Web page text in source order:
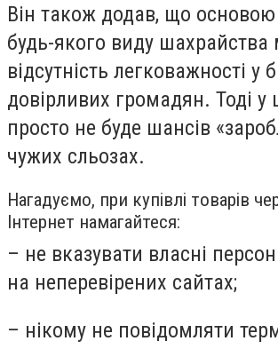
Він також додав, що
будь-якого виду шахрайства
відсутність легковажності у
довірливих громадян. Тоді у
просто не буде шансів
чужих сльозах.
Нагадуємо, при купівлі товарів
Інтернет намагайтеся:
– не вказувати власні
на неперевірених сайтах;
– нікому не повідомляти